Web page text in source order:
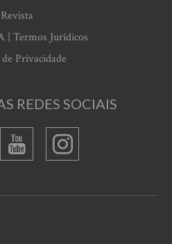
Revista
| Termos Jurídicos
Privacidade
REDES SOCIAIS